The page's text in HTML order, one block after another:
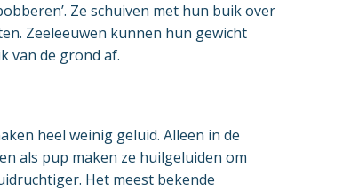
Ze schuiven met hun buik over
Zeeleeuwen kunnen hun gewicht
van de grond af.
heel weinig geluid. Alleen in de
als pup maken ze huilgeluiden om
Het meest bekende